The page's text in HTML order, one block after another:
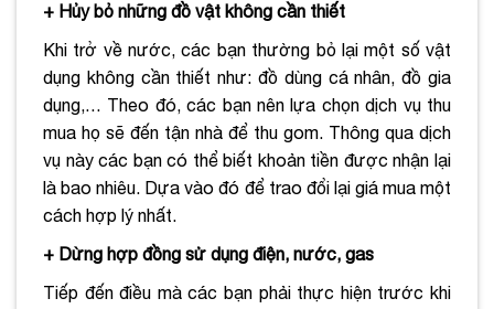
+ Hủy bỏ những đồ vật không cần thiết
Khi trở về nước, các bạn thường bỏ lại một số vật
dụng không cần thiết như: đồ dùng cá nhân, đồ gia
dụng,… Theo đó, các bạn nên lựa chọn dịch vụ thu
mua họ sẽ đến tận nhà để thu gom. Thông qua dịch
vụ này các bạn có thể biết khoản tiền được nhận lại
là bao nhiêu. Dựa vào đó để trao đổi lại giá mua một
cách hợp lý nhất.
+ Dừng hợp đồng sử dụng điện, nước, gas
Tiếp đến điều mà các bạn phải thực hiện trước khi